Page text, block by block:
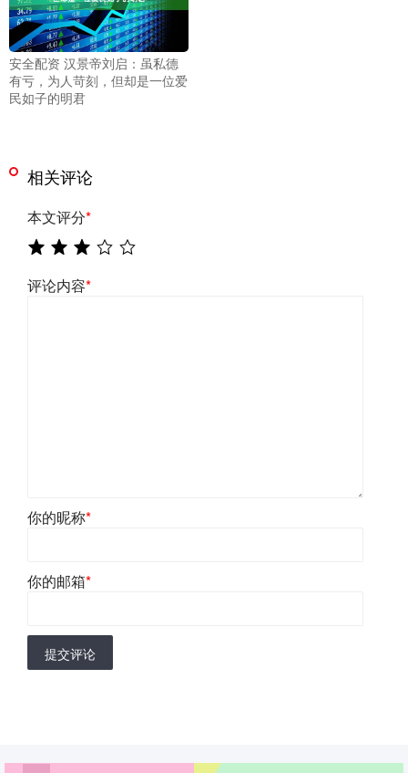
安全配资 汉景帝刘启：虽私德
有亏，为人苛刻，但却是一位爱
民如子的明君
相关评论
本文评分*
评论内容*
你的昵称*
你的邮箱*
提交评论